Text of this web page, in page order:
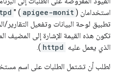
استخدامان ( apigee-monit
) "
تطبيق لوحة البيانات وتفعيل
تكون هذه القيمة الإشارة إلى المضيف
الذي يعمل عليه httpd
).
لطلب أن تشتمل الطلبات على اسم